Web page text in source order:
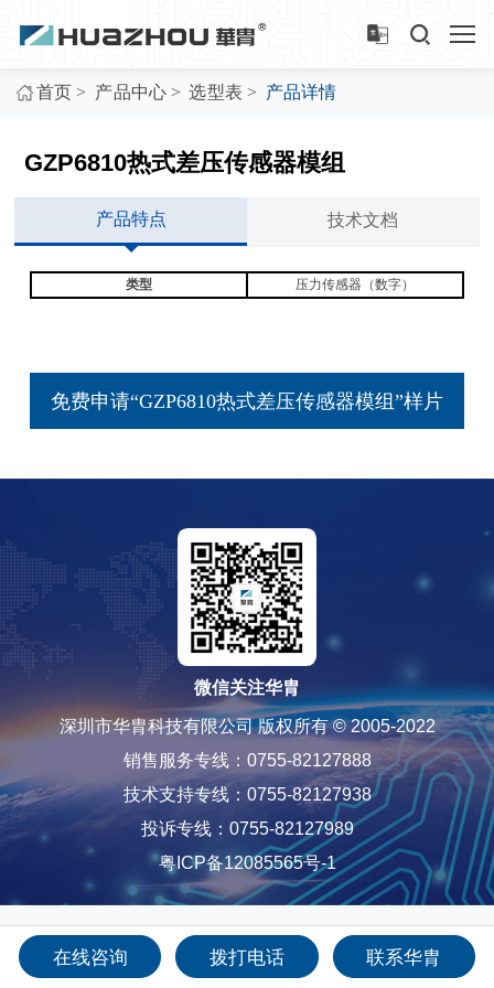
首页 > 产品中心 > 选型表 > 产品详情
GZP6810热式差压传感器模组
产品特点 技术文档
类型 压力传感器（数字）
免费申请“GZP6810热式差压传感器模组”样片
微信关注华胄
深圳市华胄科技有限公司 版权所有 © 2005-2022
销售服务专线：0755-82127888
技术支持专线：0755-82127938
投诉专线：0755-82127989
粤ICP备12085565号-1
在线咨询 拨打电话 联系华胄